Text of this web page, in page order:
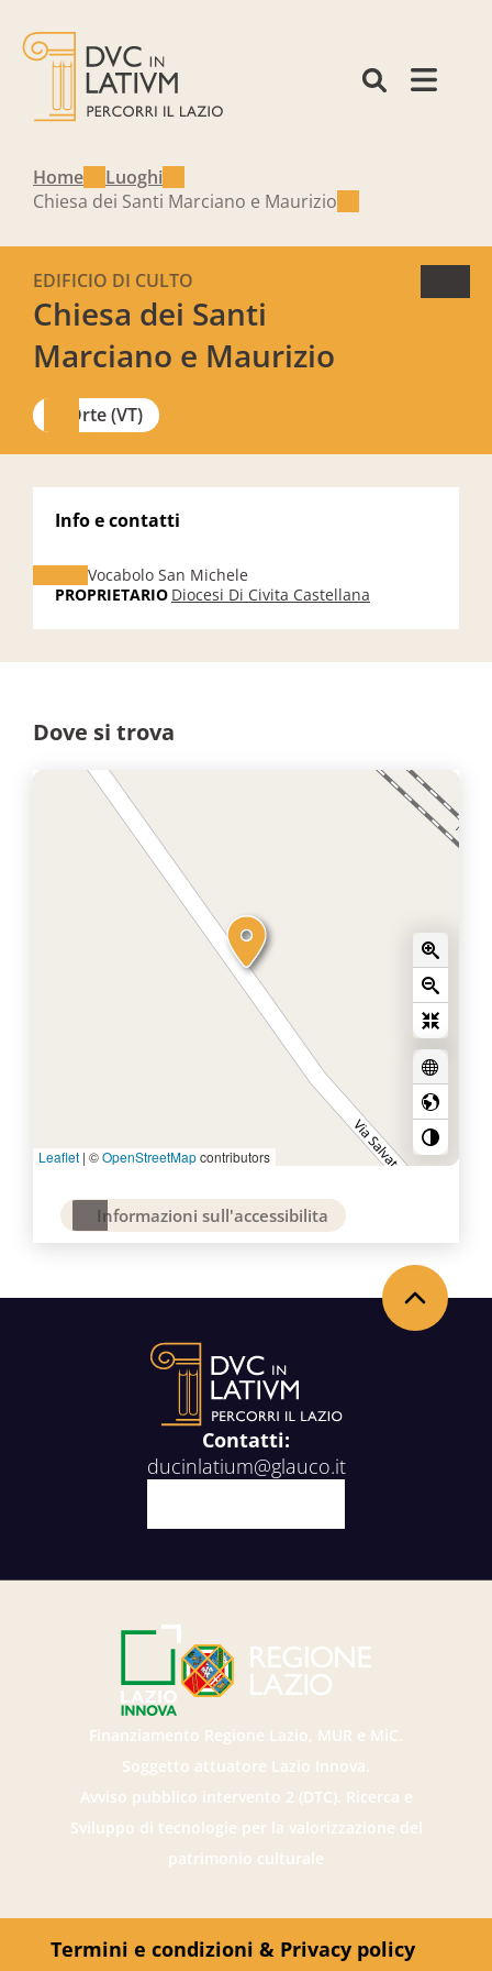
Home
Luoghi
Chiesa dei Santi Marciano e Maurizio
Chiesa dei Santi
Marciano e Maurizio
EDIFICIO DI CULTO
Orte (VT)
Info e contatti
Vocabolo San Michele
PROPRIETARIO Diocesi Di Civita Castellana
Dove si trova
Leaflet | ©OpenStreetMapcontributors
Informazioni sull'accessibilita
Contatti:
ducinlatium@glauco.it
Finanziamento Regione Lazio, MUR e MiC.
Soggetto attuatore Lazio Innova.
Avviso pubblico intervento 2 (DTC). Ricerca e
Sviluppo di tecnologie per la valorizzazione del
patrimonio culturale
Termini e condizioni & Privacy policy
Torna in alto